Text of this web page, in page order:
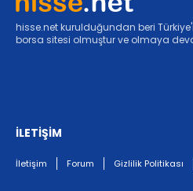
hisse.net kurulduğundan beri
borsa sitesi olmuştur ve olmaya
İLETİŞİM
İletişim Forum Gizlilik Politikası